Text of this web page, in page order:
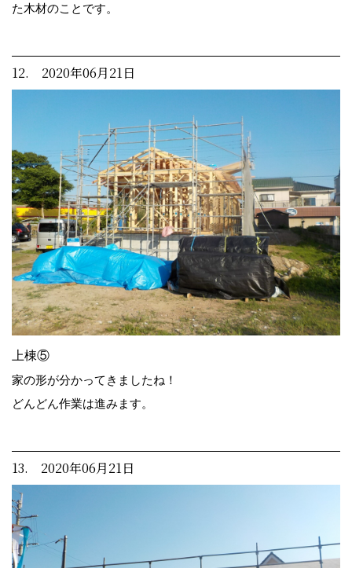
た木材のことです。
12. 2020年06月21日
上棟⑤
家の形が分かってきましたね！
どんどん作業は進みます。
13. 2020年06月21日